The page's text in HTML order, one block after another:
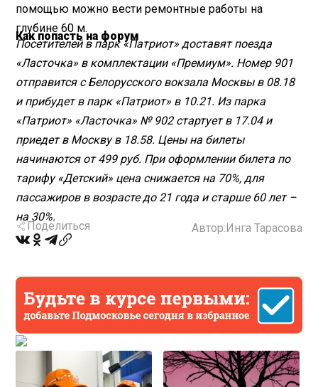
помощью можно вести ремонтные работы на
глубине 60 м.
Как попасть на форум
Посетителей в парк «Патриот» доставят поезда
«Ласточка» в комплектации «Премиум». Номер 901
отправится с Белорусского вокзала Москвы в 08.18
и прибудет в парк «Патриот» в 10.21. Из парка
«Патриот» «Ласточка» № 902 стартует в 17.04 и
приедет в Москву в 18.58. Цены на билеты
начинаются от 499 руб. При оформлении билета по
тарифу «Детский» цена снижается на 70%, для
пассажиров в возрасте до 21 года и старше 60 лет –
на 30%.
Поделиться Автор: Инга Тарасова